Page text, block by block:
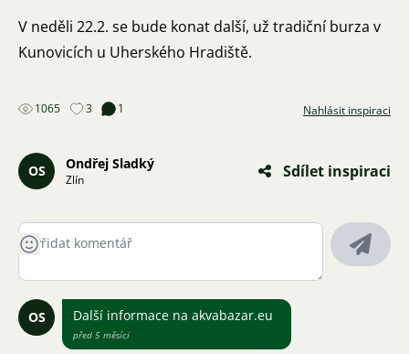
V neděli 22.2. se bude konat další, už tradiční burza v
Kunovicích u Uherského Hradiště.
1065 3 1 Nahlásit inspiraci
OS Ondřej Sladký
Zlín Sdílet inspiraci
OS Další informace na akvabazar.eu
před 5 měsíci